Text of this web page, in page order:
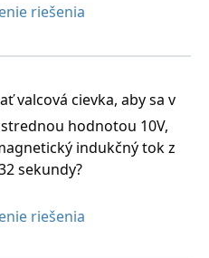
riešenia
valcová cievka, aby sa v
hodnotou 10V,
indukčný tok z
sekundy?
riešenia